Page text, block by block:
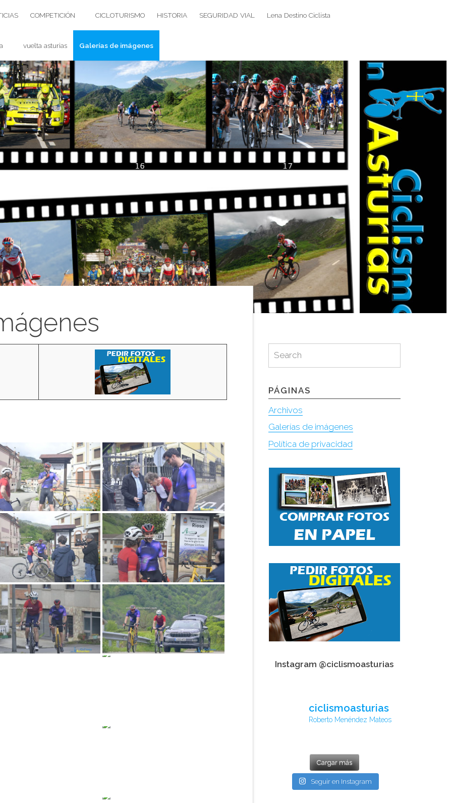
COMPETICIÓN CICLOTURISMO HISTORIA SEGURIDAD VIAL Lena Destino Ciclista
vuelta asturias Galerías de imágenes
for:
Search
PÁGINAS
Archivos
Galerías de imágenes
Política de privacidad
Instagram @ciclismoasturias
ciclismoasturias
Roberto Menéndez Mateos
Cargar más
Seguir en Instagram